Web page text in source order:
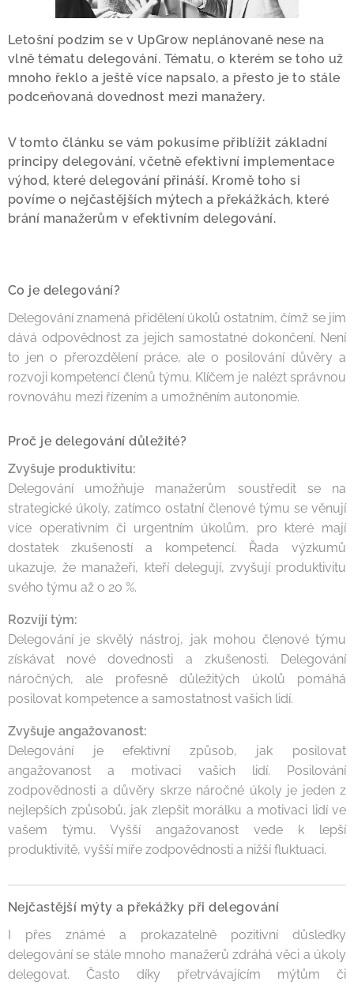
Letošní podzim se v UpGrow neplánovaně nese na
vlně tématu delegování. Tématu, o kterém se toho už
mnoho řeklo a ještě více napsalo, a přesto je to stále
podceňovaná dovednost mezi manažery.
V tomto článku se vám pokusíme přiblížit základní
principy delegování, včetně efektivní implementace
výhod, které delegování přináší. Kromě toho si
povíme o nejčastějších mýtech a překážkách, které
brání manažerům v efektivním delegování.
Co je delegování?
Delegování znamená přidělení úkolů ostatním, čímž se jim
dává odpovědnost za jejich samostatné dokončení. Není
to jen o přerozdělení práce, ale o posilování důvěry a
rozvoji kompetencí členů týmu. Klíčem je nalézt správnou
rovnováhu mezi řízením a umožněním autonomie.
Proč je delegování důležité?
Zvyšuje produktivitu:
Delegování umožňuje manažerům soustředit se na
strategické úkoly, zatímco ostatní členové týmu se věnují
více operativním či urgentním úkolům, pro které mají
dostatek zkušeností a kompetencí. Řada výzkumů
ukazuje, že manažeři, kteří delegují, zvyšují produktivitu
svého týmu až o 20 %.
Rozvíjí tým:
Delegování je skvělý nástroj, jak mohou členové týmu
získávat nové dovednosti a zkušenosti. Delegování
náročných, ale profesně důležitých úkolů pomáhá
posilovat kompetence a samostatnost vašich lidí.
Zvyšuje angažovanost:
Delegování je efektivní způsob, jak posilovat
angažovanost a motivaci vašich lidí. Posilování
zodpovědnosti a důvěry skrze náročné úkoly je jeden z
nejlepších způsobů, jak zlepšit morálku a motivaci lidí ve
vašem týmu. Vyšší angažovanost vede k lepší
produktivitě, vyšší míře zodpovědnosti a nižší fluktuaci.
Nejčastější mýty a překážky při delegování
I přes známé a prokazatelně pozitivní důsledky
delegování se stále mnoho manažerů zdráhá věci a úkoly
delegovat. Často díky přetrvávajícím mýtům či